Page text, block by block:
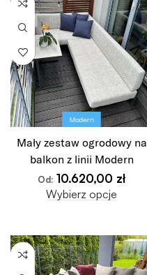
Modern
Mały zestaw ogrodowy na
balkon z linii Modern
Od: 10.620,00 zł
Wybierz opcje